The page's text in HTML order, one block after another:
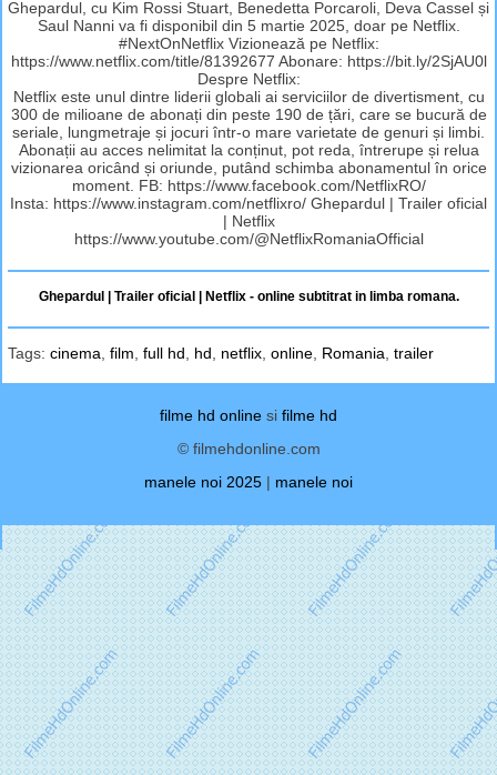
Ghepardul, cu Kim Rossi Stuart, Benedetta Porcaroli, Deva Cassel și
Saul Nanni va fi disponibil din 5 martie 2025, doar pe Netflix.
#NextOnNetflix Vizionează pe Netflix:
https://www.netflix.com/title/81392677 Abonare: https://bit.ly/2SjAU0l
Despre Netflix:
Netflix este unul dintre liderii globali ai serviciilor de divertisment, cu
300 de milioane de abonați din peste 190 de țări, care se bucură de
seriale, lungmetraje și jocuri într-o mare varietate de genuri și limbi.
Abonații au acces nelimitat la conținut, pot reda, întrerupe și relua
vizionarea oricând și oriunde, putând schimba abonamentul în orice
moment. FB: https://www.facebook.com/NetflixRO/
Insta: https://www.instagram.com/netflixro/ Ghepardul | Trailer oficial
| Netflix
https://www.youtube.com/@NetflixRomaniaOfficial
Ghepardul | Trailer oficial | Netflix - online subtitrat in limba romana.
Tags: cinema film full hd hd netflix online Romania trailer
filme hd online si filme hd
© filmehdonline.com
manele noi 2025 | manele noi